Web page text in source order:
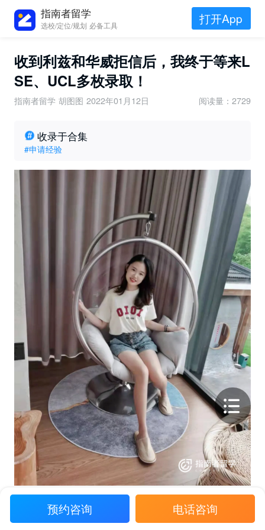
指南者留学
选校/定位/规划 必备工具 打开App
收到利兹和华威拒信后，我终于等来L
SE、UCL多枚录取！
指南者留学 胡图图 2022年01月12日 阅读量：2729
收录于合集
#申请经验
学员背景
预约咨询 电话咨询